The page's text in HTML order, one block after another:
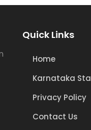
Quick Links
Home
Karnataka
Privacy Policy
Contact Us